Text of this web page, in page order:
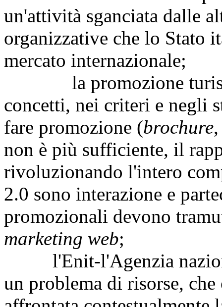
un'attività sganciata dalle
organizzative che lo Stato
mercato internazionale;
la promozione
concetti, nei criteri e negli
fare promozione (brochure
non è più sufficiente, il
rivoluzionando l'intero
2.0 sono interazione e
promozionali devono
marketing web;
l'Enit-l'Agenzia
un problema di risorse, che